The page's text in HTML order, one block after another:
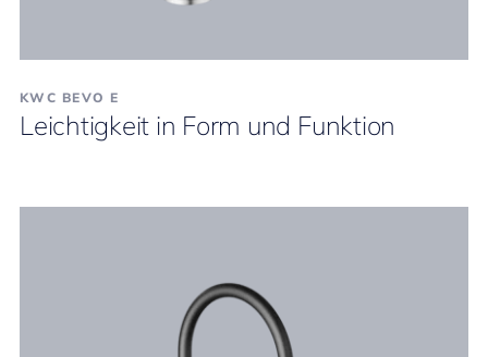
KWC BEVO E
Leichtigkeit in Form und Funktion